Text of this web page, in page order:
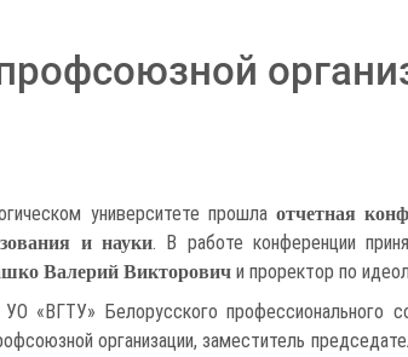
университете прошлаотчетная
и науки. В работе конференции
Валерий Викторович и проректор по
«ВГТУ» Белорусского
организации, заместитель